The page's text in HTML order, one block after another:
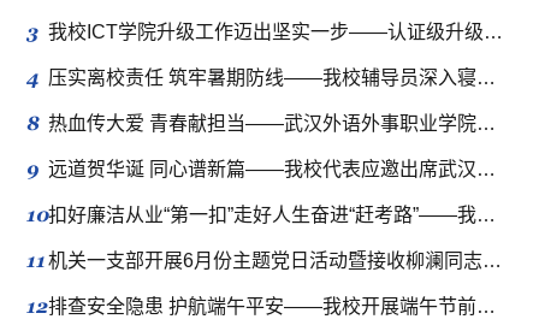
3 我校ICT学院升级工作迈出坚实一步——认证级升级推进会顺利召开
4 压实离校责任 筑牢暑期防线——我校辅导员深入寝室开展学生离校安全隐患排查
8 热血传大爱 青春献担当——武汉外语外事职业学院开展校园无偿献血活动
9 远道贺华诞 同心谱新篇——我校代表应邀出席武汉晴川学院建校二十周年庆典
10扣好廉洁从业“第一扣”走好人生奋进“赶考路”——我校党委组织部召开2026届毕业生党员座谈会
11机关一支部开展6月份主题党日活动暨接收柳澜同志为中共预备党员支部大会
12排查安全隐患 护航端午平安——我校开展端午节前校园安全专项检查